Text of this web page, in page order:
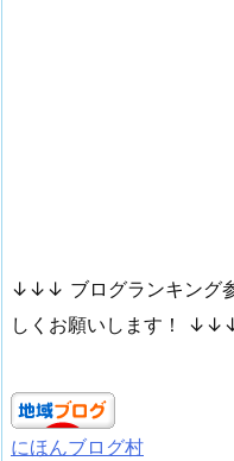
↓↓↓ ブログランキング
しくお願いします！
にほんブログ村